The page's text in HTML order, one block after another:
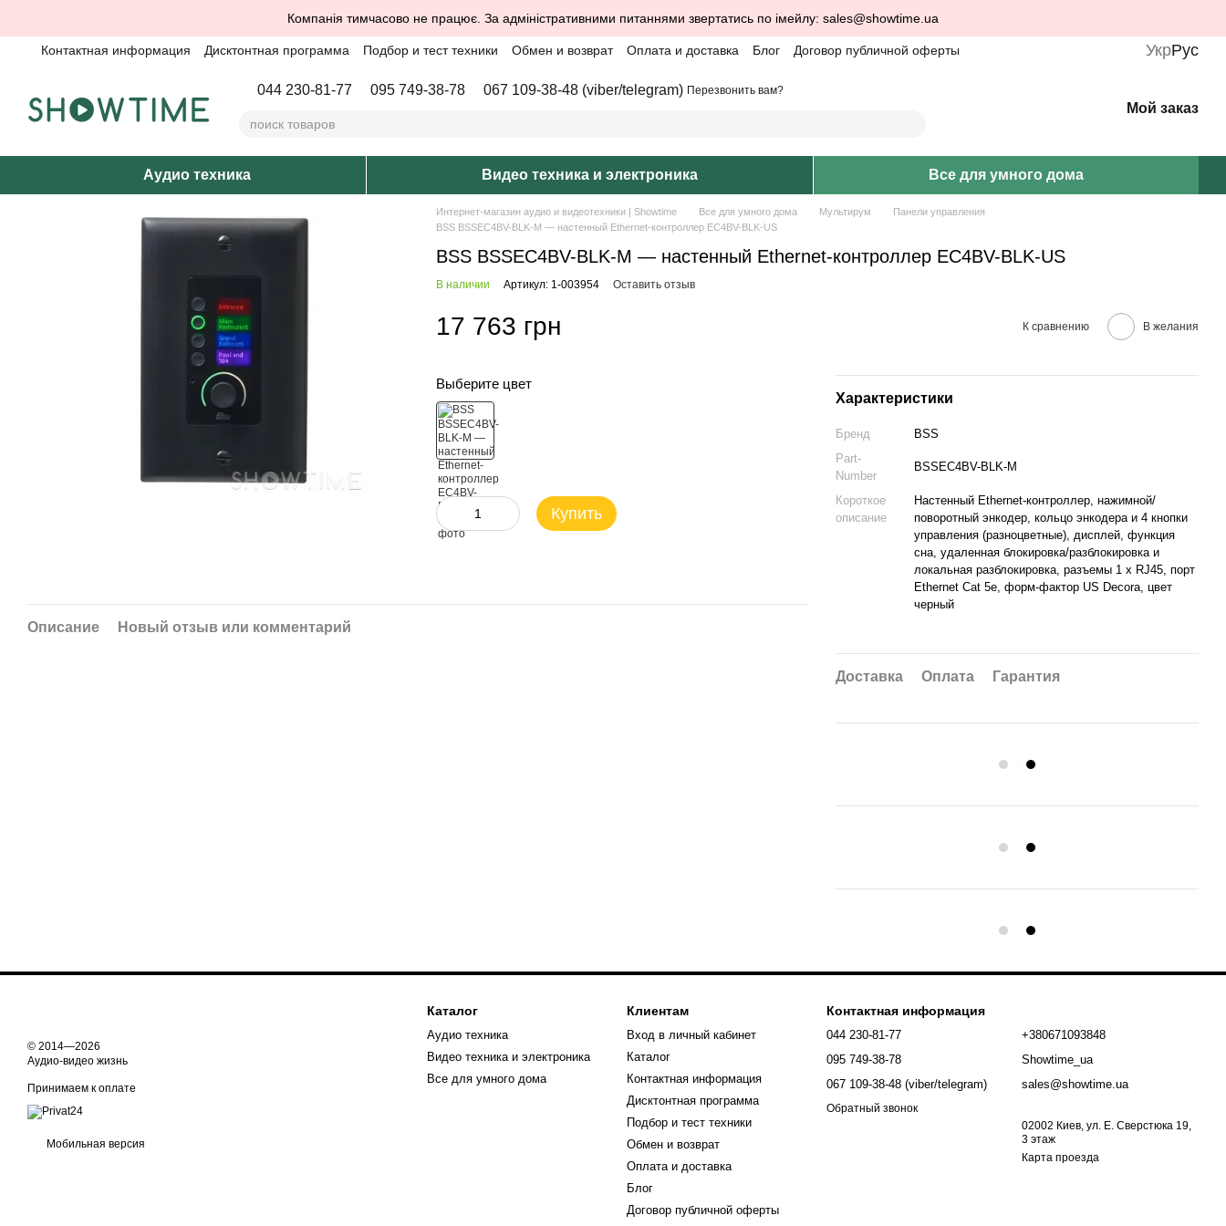
Компанія тимчасово не працює. За адміністративними питаннями звертатись по імейлу: sales@showtime.ua
Контактная информация Дисктонтная программа Подбор и тест техники Обмен и возврат Оплата и доставка Блог Договор публичной оферты УкрРус
044 230-81-77 095 749-38-78 067 109-38-48 (viber/telegram) Перезвонить вам?
Мой заказ
Аудио техника Видео техника и электроника Все для умного дома
Интернет-магазин аудио и видеотехники | Showtime Все для умного дома Мультирум
Панели управления
BSS BSSEC4BV-BLK-M — настенный Ethernet-контроллер EC4BV-BLK-US
BSS BSSEC4BV-BLK-M — настенный Ethernet-контроллер EC4BV-BLK-US
В наличии Артикул: 1-003954 Оставить отзыв
17 763 грн К сравнению В желания
Выберите цвет
Купить
Характеристики
Бренд
BSS
Part-
Number
BSSEC4BV-BLK-M
Короткое
описание
Настенный Ethernet-контроллер, нажимной/
поворотный энкодер, кольцо энкодера и 4 кнопки
управления (разноцветные), дисплей, функция
сна, удаленная блокировка/разблокировка и
локальная разблокировка, разъемы 1 x RJ45, порт
Ethernet Cat 5e, форм-фактор US Decora, цвет
черный
Доставка Оплата Гарантия
Описание Новый отзыв или комментарий
© 2014—2026
Аудио-видео жизнь
Принимаем к оплате
Мобильная версия
Каталог
Аудио техника
Видео техника и электроника
Все для умного дома
Клиентам
Вход в личный кабинет
Каталог
Контактная информация
Дисктонтная программа
Подбор и тест техники
Обмен и возврат
Оплата и доставка
Блог
Договор публичной оферты
Контактная информация
044 230-81-77
095 749-38-78
067 109-38-48 (viber/telegram)
Обратный звонок
+380671093848
Showtime_ua
sales@showtime.ua
02002 Киев, ул. Е. Сверстюка 19,
3 этаж
Карта проезда